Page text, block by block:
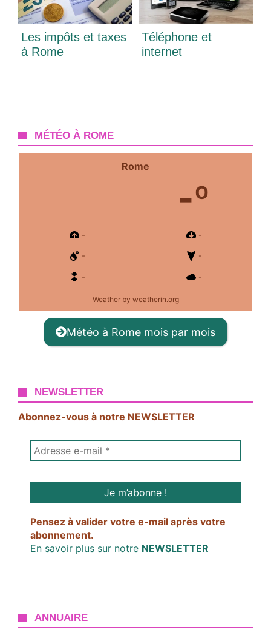
Les impôts et taxes
à Rome
Téléphone et
internet
MÉTÉO À ROME
Rome
-º
- -
- -
- -
Weatherby weatherin.org
Météo à Rome mois par mois
NEWSLETTER
Abonnez-vous à notre NEWSLETTER
Pensez à valider votre e-mail après votre
abonnement.
En savoir plus sur notre NEWSLETTER
ANNUAIRE